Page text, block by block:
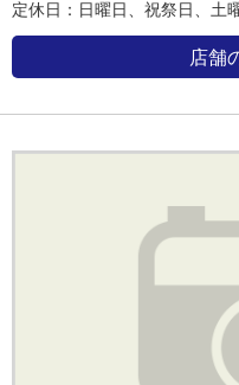
定休日：日曜日、祝祭日、土
店舗